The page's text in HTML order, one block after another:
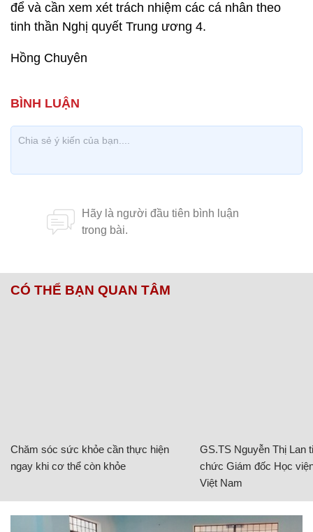
để và cần xem xét trách nhiệm các cá nhân theo
tinh thần Nghị quyết Trung ương 4.
Hồng Chuyên
CÓ THỂ BẠN QUAN TÂM
Chăm sóc sức khỏe cần thực hiện
ngay khi cơ thể còn khỏe
GS.TS Nguyễn Thị Lan
chức Giám đốc Học
Việt Nam